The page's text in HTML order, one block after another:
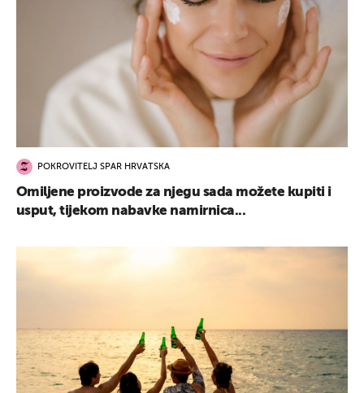
POKROVITELJ SPAR HRVATSKA
Omiljene proizvode za njegu sada možete kupiti i
usput, tijekom nabavke namirnica...